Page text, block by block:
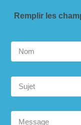
Remplir les